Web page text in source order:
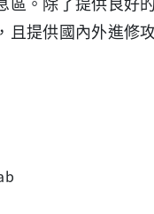
區。除了提供良好
且提供國內外進修